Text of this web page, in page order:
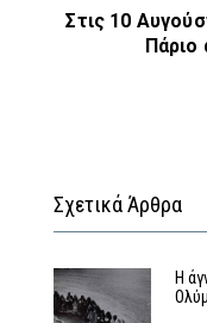
Στις 10
Πάριο
Σχετικά Άρθρα
Η